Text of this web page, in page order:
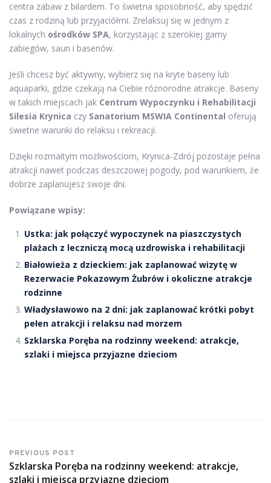
centra zabaw z bilardem. To świetna sposobność, aby spędzić
czas z rodziną lub przyjaciółmi. Zrelaksuj się w jednym z
lokalnych ośrodków SPA, korzystając z szerokiej gamy
zabiegów, saun i basenów.
Jeśli chcesz być aktywny, wybierz się na kryte baseny lub
aquaparki, gdzie czekają na Ciebie różnorodne atrakcje. Baseny
w takich miejscach jak Centrum Wypoczynku i Rehabilitacji
Silesia Krynica czy Sanatorium MSWIA Continental oferują
świetne warunki do relaksu i rekreacji.
Dzięki rozmaitym możliwościom, Krynica-Zdrój pozostaje pełna
atrakcji nawet podczas deszczowej pogody, pod warunkiem, że
dobrze zaplanujesz swoje dni.
Powiązane wpisy:
Ustka: jak połączyć wypoczynek na piaszczystych
plażach z leczniczą mocą uzdrowiska i rehabilitacji
Białowieża z dzieckiem: jak zaplanować wizytę w
Rezerwacie Pokazowym Żubrów i okoliczne atrakcje
rodzinne
Władysławowo na 2 dni: jak zaplanować krótki pobyt
pełen atrakcji i relaksu nad morzem
Szklarska Poręba na rodzinny weekend: atrakcje,
szlaki i miejsca przyjazne dzieciom
PREVIOUS POST
Szklarska Poręba na rodzinny weekend: atrakcje,
szlaki i miejsca przyjazne dzieciom